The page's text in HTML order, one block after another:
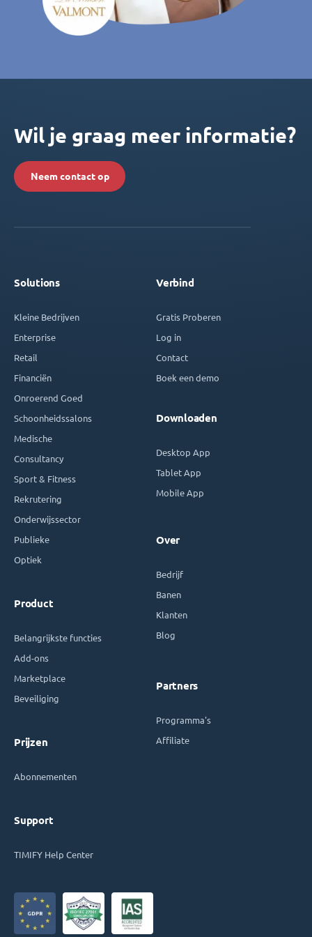
Wil je graag meer informatie?
Neem contact op
Solutions
Kleine Bedrijven
Enterprise
Retail
Financiën
Onroerend Goed
Schoonheidssalons
Medische
Consultancy
Sport & Fitness
Rekrutering
Onderwijssector
Publieke
Optiek
Product
Belangrijkste functies
Add-ons
Marketplace
Beveiliging
Prijzen
Abonnementen
Support
TIMIFY Help Center
Verbind
Gratis Proberen
Log in
Contact
Boek een demo
Downloaden
Desktop App
Tablet App
Mobile App
Over
Bedrijf
Banen
Klanten
Blog
Partners
Programma's
Affiliate